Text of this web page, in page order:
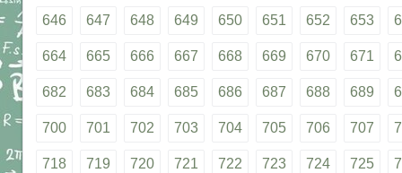
646 647 648 649 650 651 652 653
664 665 666 667 668 669 670 671
682 683 684 685 686 687 688 689
700 701 702 703 704 705 706 707
718 719 720 721 722 723 724 725